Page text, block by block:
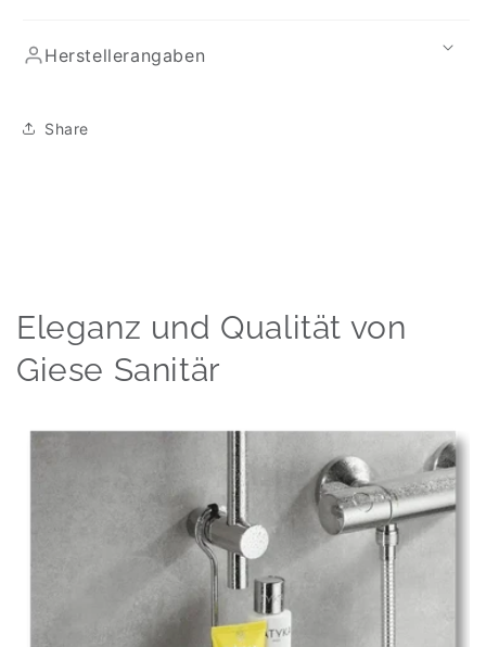
Herstellerangaben
Share
Eleganz und Qualität von
Giese Sanitär